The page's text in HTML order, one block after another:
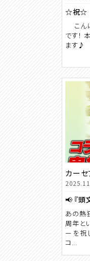
こん
です！
ます
カー
あの熱
周年と
ーを祝
コ...